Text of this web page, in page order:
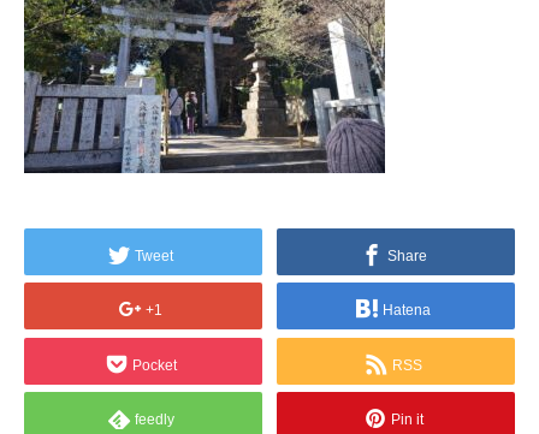
Tweet Share
+1 Hatena
Pocket RSS
feedly Pin it